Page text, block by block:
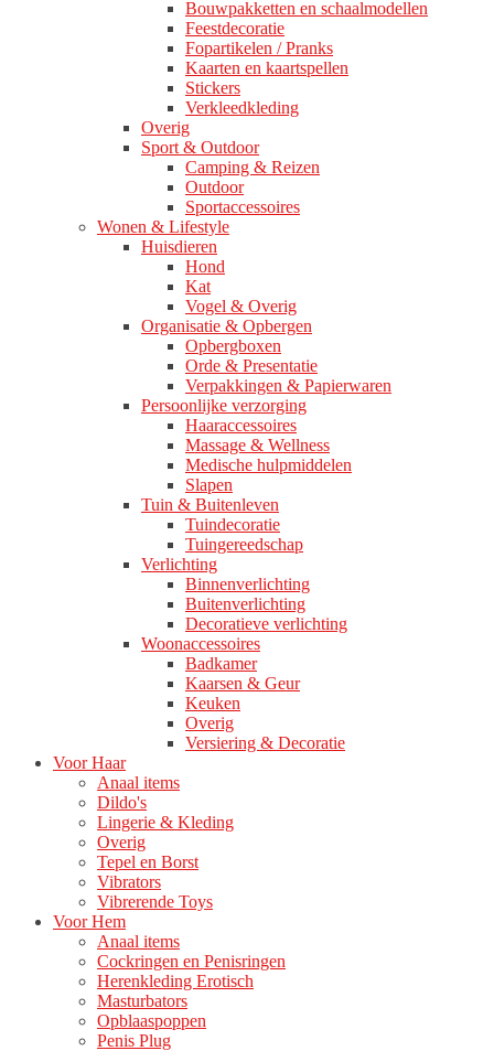
Bouwpakketten en schaalmodellen
Feestdecoratie
Fopartikelen / Pranks
Kaarten en kaartspellen
Stickers
Verkleedkleding
Overig
Sport & Outdoor
Camping & Reizen
Outdoor
Sportaccessoires
Wonen & Lifestyle
Huisdieren
Hond
Kat
Vogel & Overig
Organisatie & Opbergen
Opbergboxen
Orde & Presentatie
Verpakkingen & Papierwaren
Persoonlijke verzorging
Haaraccessoires
Massage & Wellness
Medische hulpmiddelen
Slapen
Tuin & Buitenleven
Tuindecoratie
Tuingereedschap
Verlichting
Binnenverlichting
Buitenverlichting
Decoratieve verlichting
Woonaccessoires
Badkamer
Kaarsen & Geur
Keuken
Overig
Versiering & Decoratie
Voor Haar
Anaal items
Dildo's
Lingerie & Kleding
Overig
Tepel en Borst
Vibrators
Vibrerende Toys
Voor Hem
Anaal items
Cockringen en Penisringen
Herenkleding Erotisch
Masturbators
Opblaaspoppen
Penis Plug